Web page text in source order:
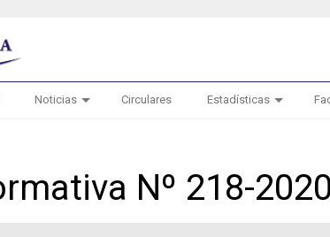
Noticias Circulares Estadísticas
Nº 218-2020